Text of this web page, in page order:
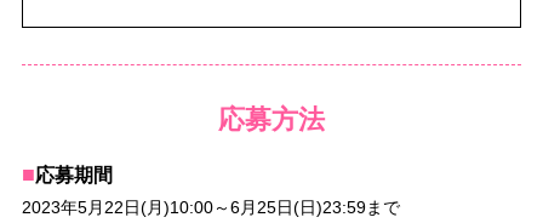
応募方法
■応募期間
2023年5月22日(月)10:00～6月25日(日)23:59まで